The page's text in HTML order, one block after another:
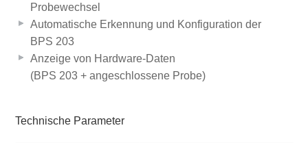
Probewechsel
Automatische Erkennung und Konfiguration der
BPS 203
Anzeige von Hardware-Daten
(BPS 203 + angeschlossene Probe)
Technische Parameter